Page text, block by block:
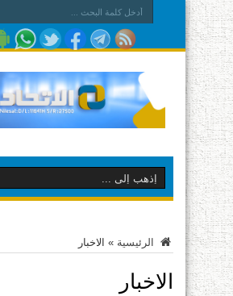
الرئيسية » الاخبار
الاخبار